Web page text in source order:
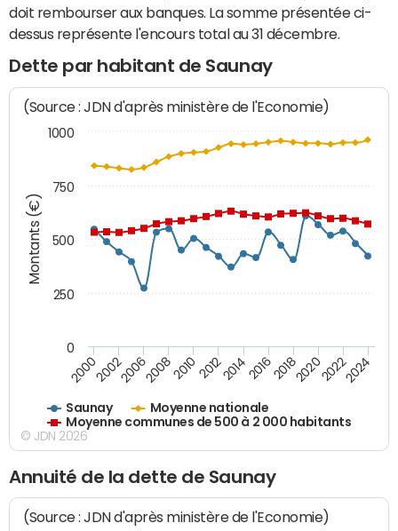
doit rembourser aux banques. La somme présentée ci-
dessus représente l'encours total au 31 décembre.
Dette par habitant de Saunay
Montants (€)
(Source : JDN d'après ministère de l'Economie)
Saunay
Moyenne nationale
Moyenne communes de 500 à 2 000 habitants
200020022006200820102012201420162018202020222024
1000
0
250
500
750
© JDN 2026
Annuité de la dette de Saunay
(Source : JDN d'après ministère de l'Economie)